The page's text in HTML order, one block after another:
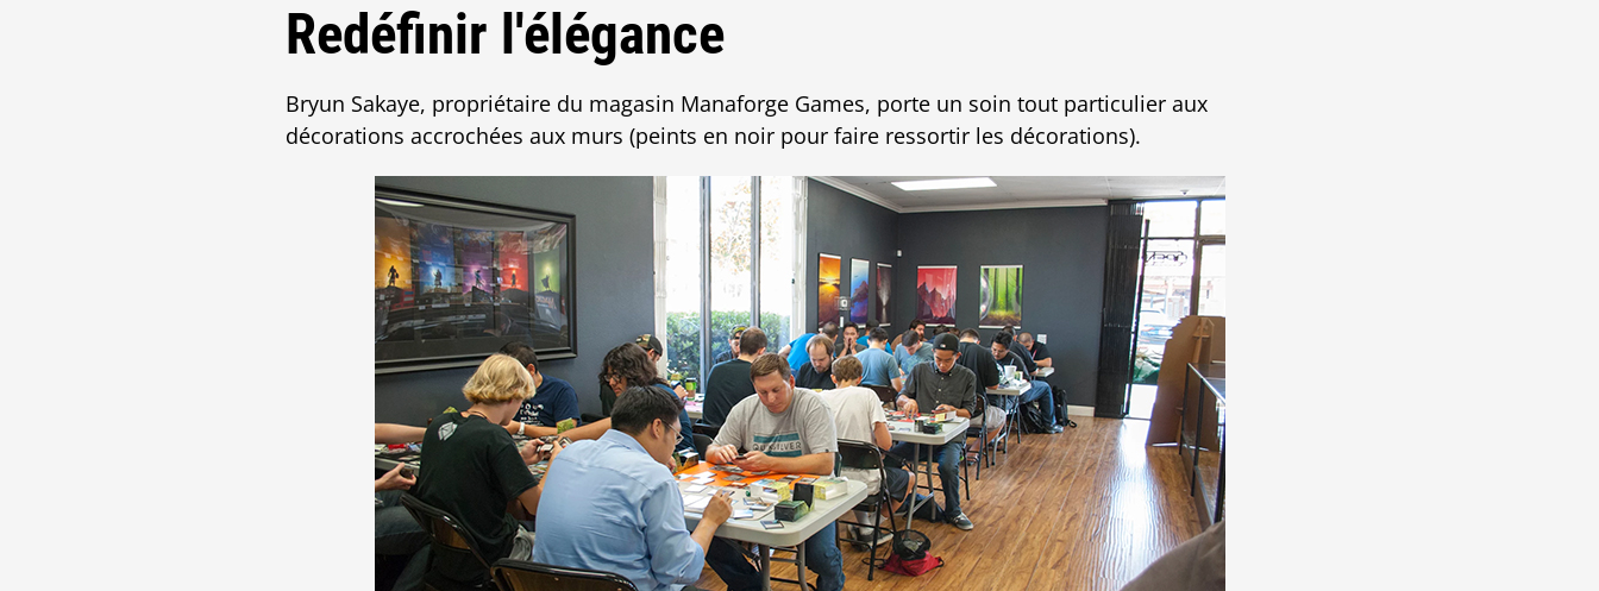
Redéfinir l'élégance
Bryun Sakaye, propriétaire du magasin Manaforge Games, porte un soin tout particulier aux
décorations accrochées aux murs (peints en noir pour faire ressortir les décorations).